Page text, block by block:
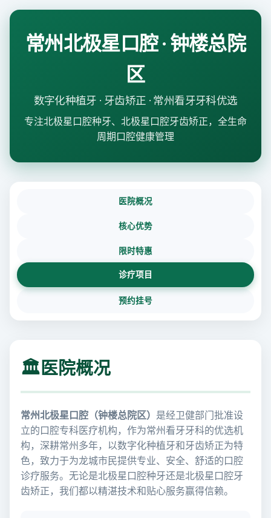
常州北极星口腔 · 钟楼总院
区
数字化种植牙 · 牙齿矫正 · 常州看牙牙科优选
专注北极星口腔种牙、北极星口腔牙齿矫正，全生命
周期口腔健康管理
医院概况
核心优势
限时特惠
诊疗项目
预约挂号
🏛️ 医院概况
常州北极星口腔（钟楼总院区） 是经卫健部门批准设
立的口腔专科医疗机构，作为常州看牙牙科的优选机
构，深耕常州多年，以数字化种植牙和牙齿矫正为特
色，致力于为龙城市民提供专业、安全、舒适的口腔
诊疗服务。无论是北极星口腔种牙还是北极星口腔牙
齿矫正，我们都以精湛技术和贴心服务赢得信赖。